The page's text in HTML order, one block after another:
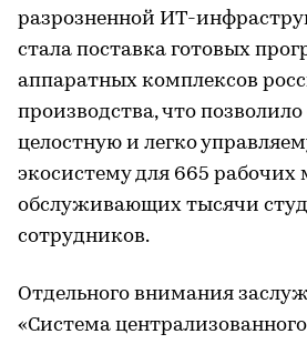
разрозненной ИТ-
стала поставка готовых
аппаратных комплексов
производства, что позволило
целостную и легко
экосистему для 665 рабочих
обслуживающих тысячи
сотрудников.
Отдельного внимания
«Система